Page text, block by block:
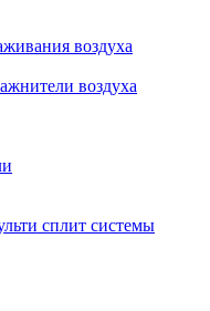
воздуха
воздуха
сплит системы